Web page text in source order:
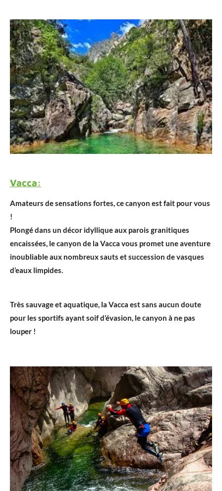
Vacca:
Amateurs de sensations fortes, ce canyon est fait pour vous
!
Plongé dans un décor idyllique aux parois granitiques
encaissées, le canyon de la Vacca vous promet une aventure
inoubliable aux nombreux sauts et succession de vasques
d’eaux limpides.
Très sauvage et aquatique, la Vacca est sans aucun doute
pour les sportifs ayant soif d’évasion, le canyon à ne pas
louper !